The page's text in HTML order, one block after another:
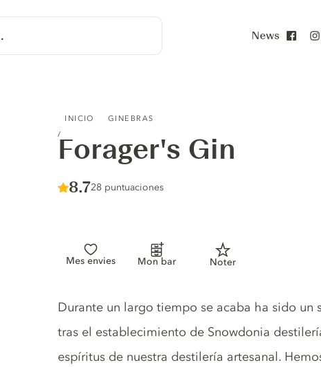
News
INICIO GINEBRAS
Forager's Gin
Score :
8.7/ 10
28 puntuaciones
Mes envies Mon bar Noter
Gin description
Durante un largo tiempo se acaba ha sido un
tras el establecimiento de Snowdonia
espíritus de nuestra destilería artesanal.